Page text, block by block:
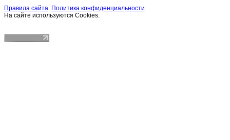
Правила сайта. Политика конфиденциальности.
На сайте используются Cookies.